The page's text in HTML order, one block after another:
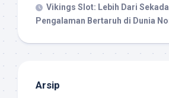
Vikings Slot: Lebih Dari
Pengalaman Bertaruh di Dunia
Arsip